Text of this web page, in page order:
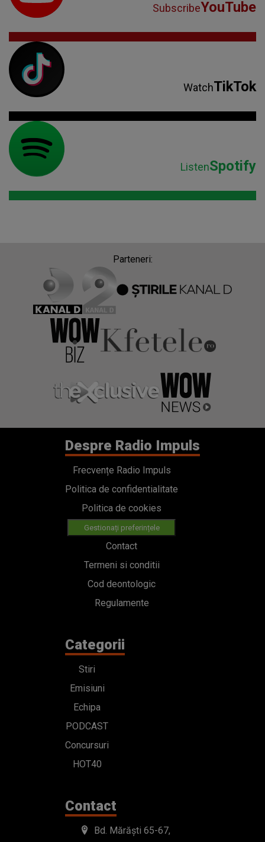
SubscribeYouTube
WatchTikTok
ListenSpotify
Parteneri:
Despre Radio Impuls
Frecvențe Radio Impuls
Politica de confidentialitate
Politica de cookies
Gestionați preferințele
Contact
Termeni si conditii
Cod deontologic
Regulamente
Categorii
Stiri
Emisiuni
Echipa
PODCAST
Concursuri
HOT40
Contact
Bd. Mărăști 65-67,